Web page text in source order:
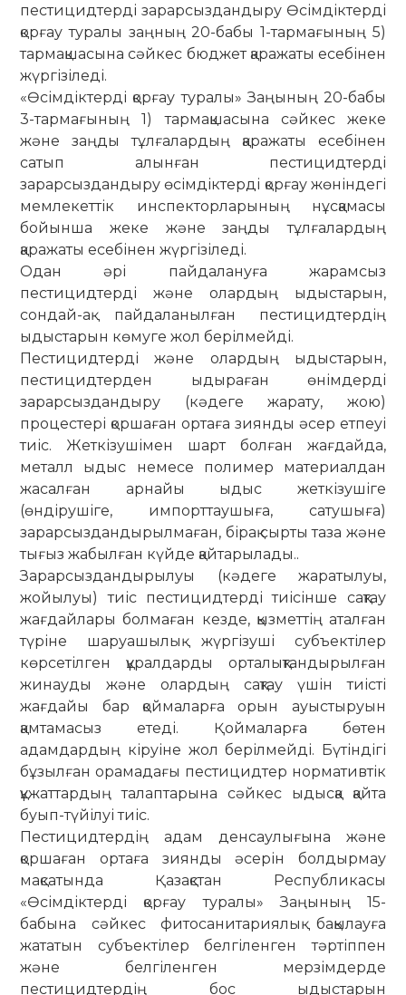
пестицидтерді зарарсыздандыру Өсімдіктерді
қорғау туралы заңның 20-бабы 1-тармағының 5)
тармақшасына сәйкес бюджет қаражаты есебінен
жүргізіледі.
«Өсімдіктерді қорғау туралы» Заңының 20-бабы
3-тармағының 1) тармақшасына сәйкес жеке
және заңды тұлғалардың қаражаты есебінен
сатып алынған пестицидтерді
зарарсыздандыру өсімдіктерді қорғау жөніндегі
мемлекеттік инспекторларының нұсқамасы
бойынша жеке және заңды тұлғалардың
қаражаты есебінен жүргізіледі.
Одан әрі пайдалануға жарамсыз
пестицидтерді және олардың ыдыстарын,
сондай-ақ пайдаланылған пестицидтердің
ыдыстарын көмуге жол берілмейді.
Пестицидтерді және олардың ыдыстарын,
пестицидтерден ыдыраған өнімдерді
зарарсыздандыру (кәдеге жарату, жою)
процестері қоршаған ортаға зиянды әсер етпеуі
тиіс. Жеткізушімен шарт болған жағдайда,
металл ыдыс немесе полимер материалдан
жасалған арнайы ыдыс жеткізушіге
(өндірушіге, импорттаушыға, сатушыға)
зарарсыздандырылмаған, бірақ сырты таза және
тығыз жабылған күйде қайтарылады..
Зарарсыздандырылуы (кәдеге жаратылуы,
жойылуы) тиіс пестицидтерді тиісінше сақтау
жағдайлары болмаған кезде, қызметтің аталған
түріне шаруашылық жүргізуші субъектілер
көрсетілген құралдарды орталықтандырылған
жинауды және олардың сақтау үшін тиісті
жағдайы бар қоймаларға орын ауыстыруын
қамтамасыз етеді. Қоймаларға бөтен
адамдардың кіруіне жол берілмейді. Бүтіндігі
бұзылған орамадағы пестицидтер нормативтік
құжаттардың талаптарына сәйкес ыдысқа қайта
буып-түйілуі тиіс.
Пестицидтердің адам денсаулығына және
қоршаған ортаға зиянды әсерін болдырмау
мақсатында Қазақстан Республикасы
«Өсімдіктерді қорғау туралы» Заңының 15-
бабына сәйкес фитосанитариялық бақылауға
жататын субъектілер белгіленген тәртіппен
және белгіленген мерзімдерде
пестицидтердің бос ыдыстарын